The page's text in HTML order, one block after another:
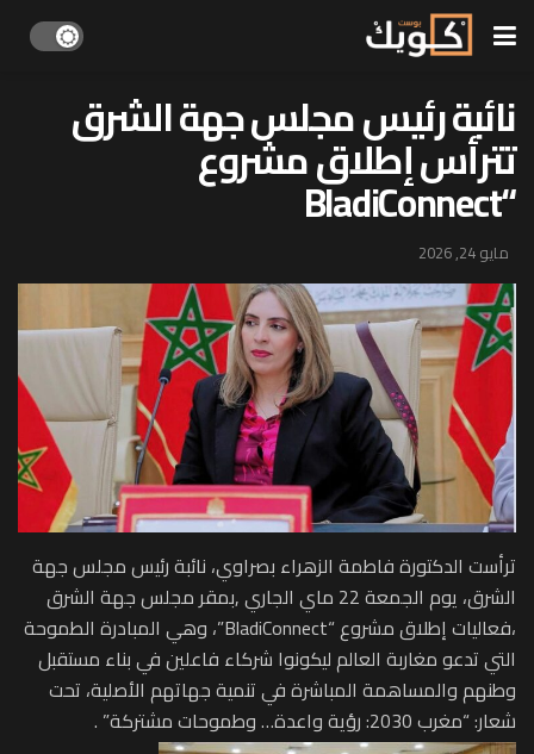
نائبة رئيس مجلس جهة الشرق
تترأس إطلاق مشروع
“BladiConnect
مايو 24, 2026
ترأست الدكتورة فاطمة الزهراء بصراوي، نائبة رئيس مجلس جهة
الشرق، يوم الجمعة 22 ماي الجاري ,بمقر مجلس جهة الشرق
،فعاليات إطلاق مشروع “BladiConnect”، وهي المبادرة الطموحة
التي تدعو مغاربة العالم ليكونوا شركاء فاعلين في بناء مستقبل
وطنهم والمساهمة المباشرة في تنمية جهاتهم الأصلية، تحت
شعار: “مغرب 2030: رؤية واعدة… وطموحات مشتركة” .